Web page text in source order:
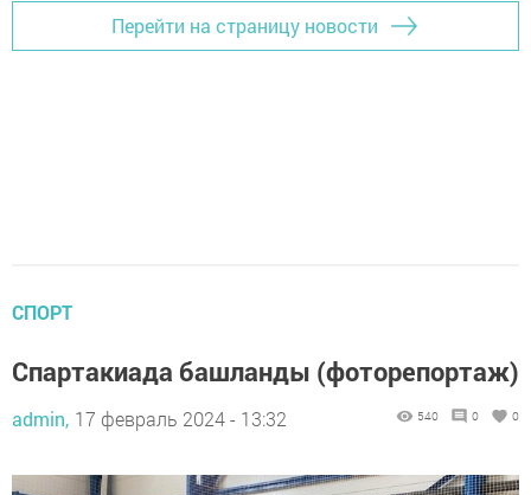
Перейти на страницу новости
СПОРТ
Спартакиада башланды (фоторепортаж)
admin, 17 февраль 2024 - 13:32 540 0 0